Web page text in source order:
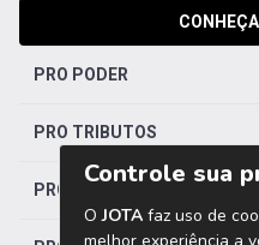
PRO PODER
PRO TRIBUTOS
PRO TRABALHISTA